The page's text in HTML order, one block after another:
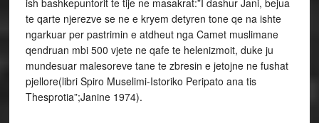
ish bashkepuntorit te tije ne masakrat:”I dashur Jani, bejua
te qarte njerezve se ne e kryem detyren tone qe na ishte
ngarkuar per pastrimin e atdheut nga Camet muslimane
qendruan mbi 500 vjete ne qafe te helenizmoit, duke ju
mundesuar malesoreve tane te zbresin e jetojne ne fushat
pjellore(libri Spiro Muselimi-Istoriko Peripato ana tis
Thesprotia”;Janine 1974).